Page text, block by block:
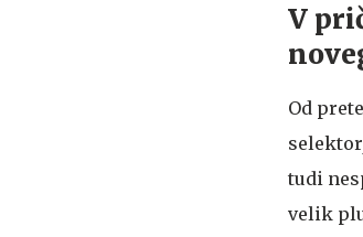
V
Od
tudi
velik